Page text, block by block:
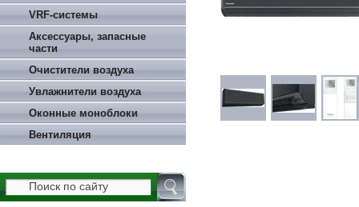
VRF-системы
Аксессуары, запасные
части
Очистители воздуха
Увлажнители воздуха
Оконные моноблоки
Вентиляция